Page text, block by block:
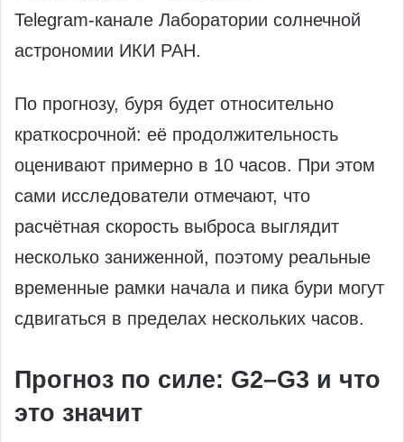
Telegram‑канале Лаборатории солнечной
астрономии ИКИ РАН.
По прогнозу, буря будет относительно
краткосрочной: её продолжительность
оценивают примерно в 10 часов. При этом
сами исследователи отмечают, что
расчётная скорость выброса выглядит
несколько заниженной, поэтому реальные
временные рамки начала и пика бури могут
сдвигаться в пределах нескольких часов.
Прогноз по силе: G2–G3 и что
это значит